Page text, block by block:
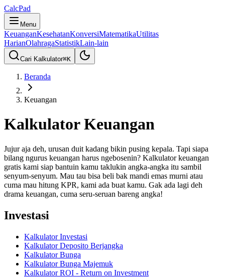
CalcPad
Menu
KeuanganKesehatanKonversiMatematikaUtilitas
HarianOlahragaStatistikLain-lain
Cari Kalkulator⌘K
Beranda
Keuangan
Kalkulator Keuangan
Jujur aja deh, urusan duit kadang bikin pusing kepala. Tapi siapa
bilang ngurus keuangan harus ngebosenin? Kalkulator keuangan
gratis kami siap bantuin kamu taklukin angka-angka itu sambil
senyum-senyum. Mau tau bisa beli bak mandi emas murni atau
cuma mau hitung KPR, kami ada buat kamu. Gak ada lagi deh
drama keuangan, cuma seru-seruan bareng angka!
Investasi
Kalkulator Investasi
Kalkulator Deposito Berjangka
Kalkulator Bunga
Kalkulator Bunga Majemuk
Kalkulator ROI - Return on Investment